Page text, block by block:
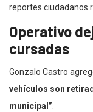
reportes ciudadanos
Operativo
cursadas
Gonzalo Castro
vehículos son
municipal”